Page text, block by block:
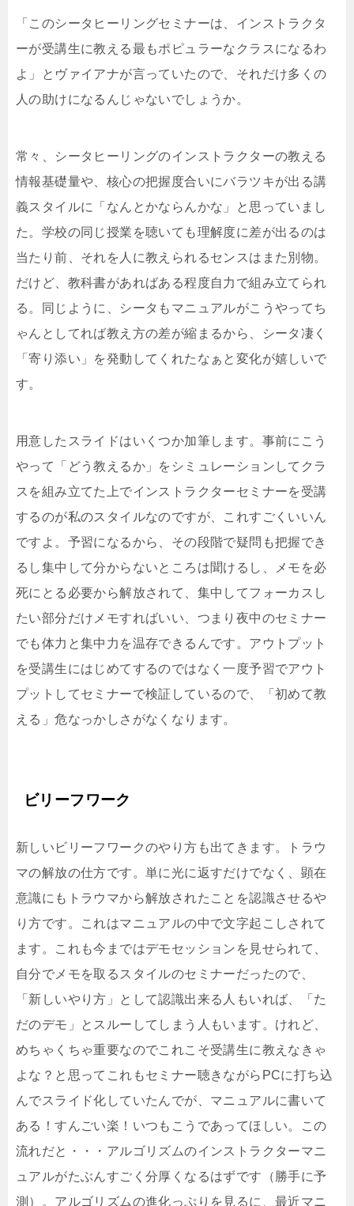
「このシータヒーリングセミナーは、インストラクタ
ーが受講生に教える最もポピュラーなクラスになるわ
よ」とヴァイアナが言っていたので、それだけ多くの
人の助けになるんじゃないでしょうか。
常々、シータヒーリングのインストラクターの教える
情報基礎量や、核心の把握度合いにバラツキが出る講
義スタイルに「なんとかならんかな」と思っていまし
た。学校の同じ授業を聴いても理解度に差が出るのは
当たり前、それを人に教えられるセンスはまた別物。
だけど、教科書があればある程度自力で組み立てられ
る。同じように、シータもマニュアルがこうやってち
ゃんとしてれば教え方の差が縮まるから、シータ凄く
「寄り添い」を発動してくれたなぁと変化が嬉しいで
す。
用意したスライドはいくつか加筆します。事前にこう
やって「どう教えるか」をシミュレーションしてクラ
スを組み立てた上でインストラクターセミナーを受講
するのが私のスタイルなのですが、これすごくいいん
ですよ。予習になるから、その段階で疑問も把握でき
るし集中して分からないところは聞けるし、メモを必
死にとる必要から解放されて、集中してフォーカスし
たい部分だけメモすればいい、つまり夜中のセミナー
でも体力と集中力を温存できるんです。アウトプット
を受講生にはじめてするのではなく一度予習でアウト
プットしてセミナーで検証しているので、「初めて教
える」危なっかしさがなくなります。
ビリーフワーク
新しいビリーフワークのやり方も出てきます。トラウ
マの解放の仕方です。単に光に返すだけでなく、顕在
意識にもトラウマから解放されたことを認識させるや
り方です。これはマニュアルの中で文字起こしされて
ます。これも今まではデモセッションを見せられて、
自分でメモを取るスタイルのセミナーだったので、
「新しいやり方」として認識出来る人もいれば、「た
だのデモ」とスルーしてしまう人もいます。けれど、
めちゃくちゃ重要なのでこれこそ受講生に教えなきゃ
よな？と思ってこれもセミナー聴きながらPCに打ち込
んでスライド化していたんでが、マニュアルに書いて
ある！すんごい楽！いつもこうであってほしい。この
流れだと・・・アルゴリズムのインストラクターマニ
ュアルがたぶんすごく分厚くなるはずです（勝手に予
測）。アルゴリズムの進化っぷりを見るに、最近マニ